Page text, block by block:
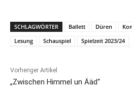
SCHLAGWÖRTER Ballett Düren
Lesung
Schauspiel Spielzeit 2023/24
Vorheriger Artikel
„Zwischen Himmel un Ääd“